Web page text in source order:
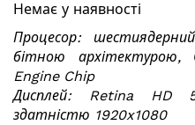
галереї
зображень
Немає у наявності
Процесор:
бітною архітектурою,
Engine Chip
Дисплей: Retina HD
здатністю 1920x1080